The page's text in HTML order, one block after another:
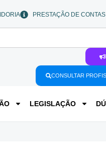
PRESTAÇÃO DE
CONSULTAR
LEGISLAÇÃO